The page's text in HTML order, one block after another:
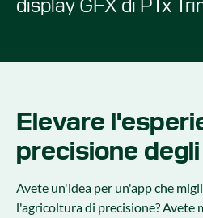
display GFX di PTx
Elevare
precisione
Avete un'idea per un'app che
l'agricoltura di precisione? Avete